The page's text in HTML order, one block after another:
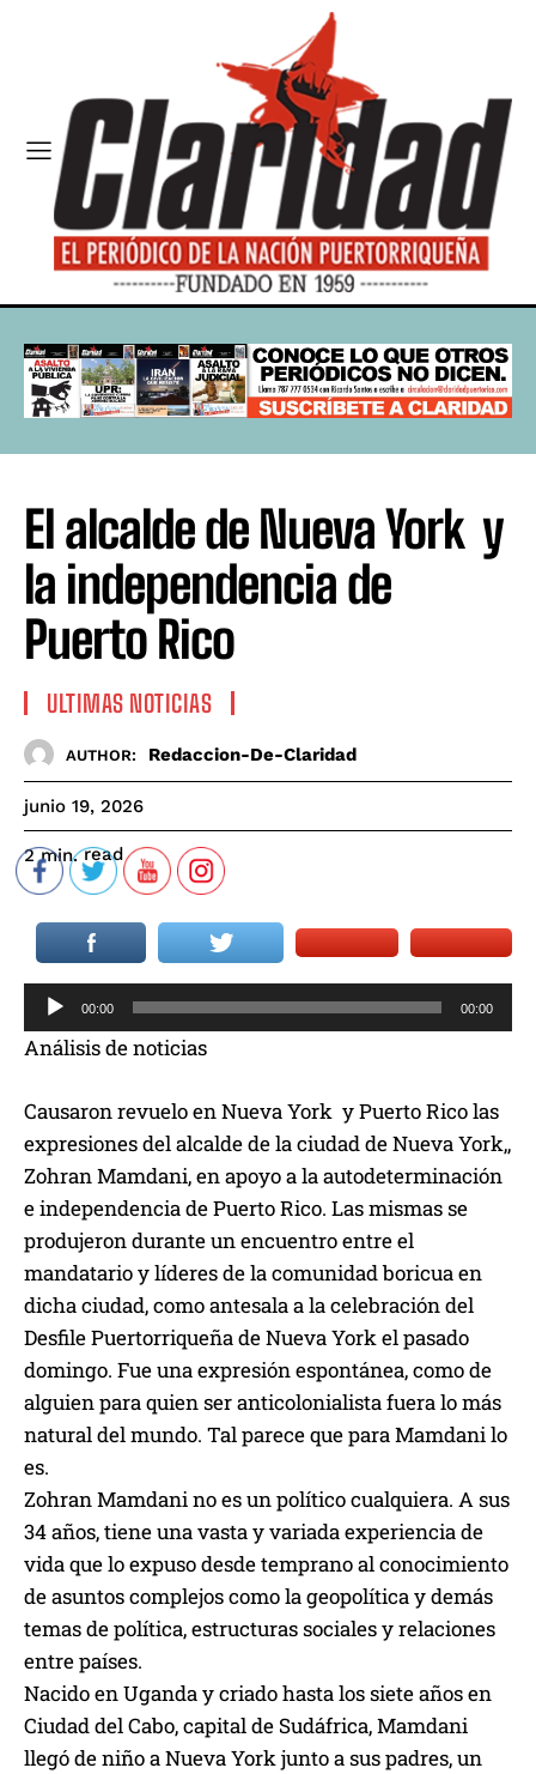
El alcalde de Nueva York y
la independencia de
Puerto Rico
ULTIMAS NOTICIAS
AUTHOR: Redaccion-De-Claridad
junio 19, 2026
2min. read
e
p
o
d
u
c
t
o
r
d
e
a
u
d
i
o
00:00 00:00
Análisis de noticias
Causaron revuelo en Nueva York y Puerto Rico las
expresiones del alcalde de la ciudad de Nueva York,,
Zohran Mamdani, en apoyo a la autodeterminación
e independencia de Puerto Rico. Las mismas se
produjeron durante un encuentro entre el
mandatario y líderes de la comunidad boricua en
dicha ciudad, como antesala a la celebración del
Desfile Puertorriqueña de Nueva York el pasado
domingo. Fue una expresión espontánea, como de
alguien para quien ser anticolonialista fuera lo más
natural del mundo. Tal parece que para Mamdani lo
es.
Zohran Mamdani no es un político cualquiera. A sus
34 años, tiene una vasta y variada experiencia de
vida que lo expuso desde temprano al conocimiento
de asuntos complejos como la geopolítica y demás
temas de política, estructuras sociales y relaciones
entre países.
Nacido en Uganda y criado hasta los siete años en
Ciudad del Cabo, capital de Sudáfrica, Mamdani
llegó de niño a Nueva York junto a sus padres, un